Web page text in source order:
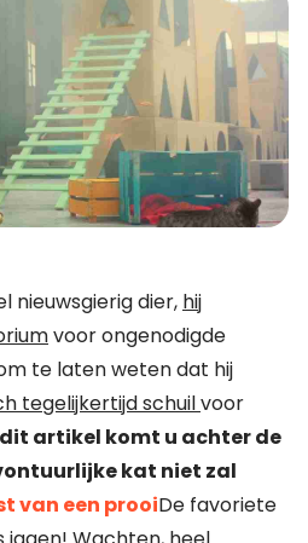
nieuwsgierig dier, hij
voor ongenodigde
te laten weten dat hij
tegelijkertijd schuilvoor
artikel komt u achter de
kat niet zal
van een prooiDe favoriete